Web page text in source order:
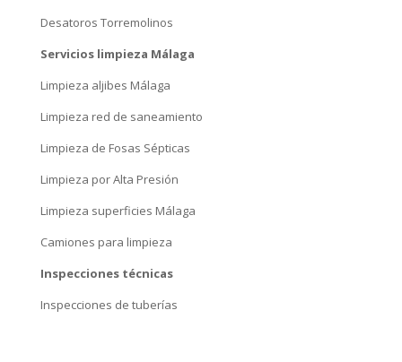
Desatoros Torremolinos
Servicios limpieza Málaga
Limpieza aljibes Málaga
Limpieza red de saneamiento
Limpieza de Fosas Sépticas
Limpieza por Alta Presión
Limpieza superficies Málaga
Camiones para limpieza
Inspecciones técnicas
Inspecciones de tuberías